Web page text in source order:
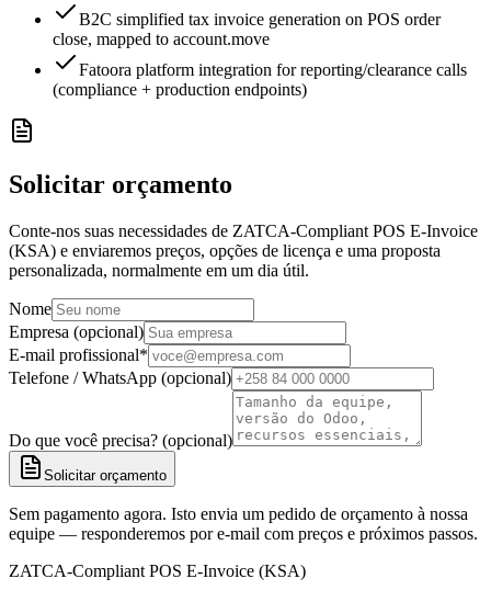
B2C simplified tax invoice generation on POS order
close, mapped to account.move
Fatoora platform integration for reporting/clearance calls
(compliance + production endpoints)
Solicitar orçamento
Conte-nos suas necessidades de ZATCA-Compliant POS E-Invoice
(KSA) e enviaremos preços, opções de licença e uma proposta
personalizada, normalmente em um dia útil.
Nome
Empresa (opcional)
E-mail profissional*
Telefone / WhatsApp (opcional)
Do que você precisa? (opcional)
Solicitar orçamento
Sem pagamento agora. Isto envia um pedido de orçamento à nossa
equipe — responderemos por e-mail com preços e próximos passos.
ZATCA-Compliant POS E-Invoice (KSA)